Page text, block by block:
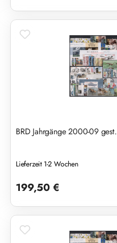
BRD Jahrgänge 2000-09 gest.
Lieferzeit 1-2 Wochen
199,50 €